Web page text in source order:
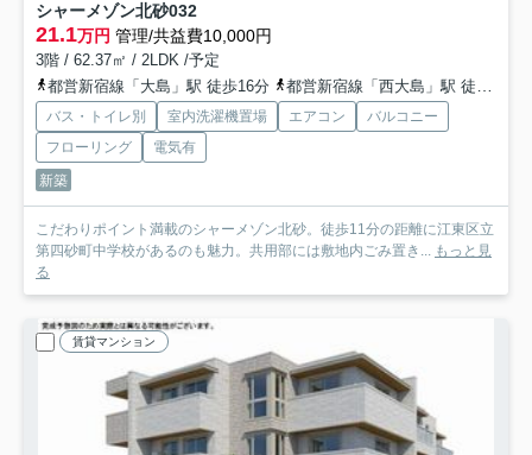
シャーメゾン北砂032
21.1万円 管理/共益費10,000円
3階 / 62.37㎡ / 2LDK /予定
都営新宿線「大島」駅 徒歩16分
都営新宿線「西大島」駅 徒歩21分
バス・トイレ別 室内洗濯機置場 エアコン
バルコニー
フローリング
電気有
新築
こだわりポイント満載のシャーメゾン北砂。徒歩11分の距離に江東区立
第四砂町中学校があるのも魅力。共用部には敷地内ごみ置き... もっと見
る
賃貸マンション